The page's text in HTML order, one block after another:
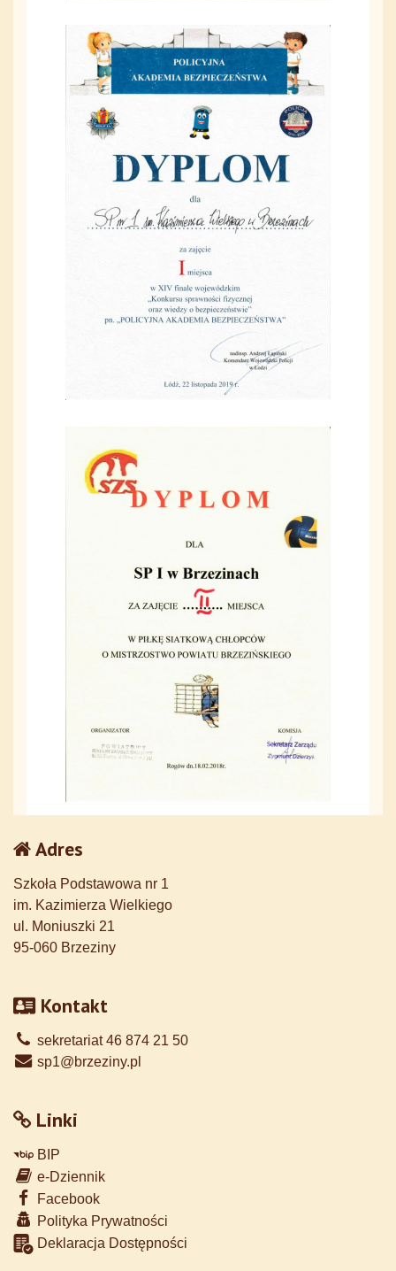
Adres
Szkoła Podstawowa nr 1
im. Kazimierza Wielkiego
ul. Moniuszki 21
95-060 Brzeziny
Kontakt
sekretariat 46 874 21 50
sp1@brzeziny.pl
Linki
BIP
e-Dziennik
Facebook
Polityka Prywatności
Deklaracja Dostępności